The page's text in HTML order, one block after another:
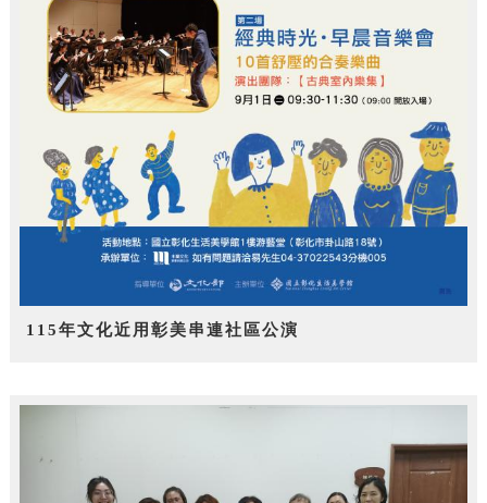
115年文化近用彰美串連社區公演